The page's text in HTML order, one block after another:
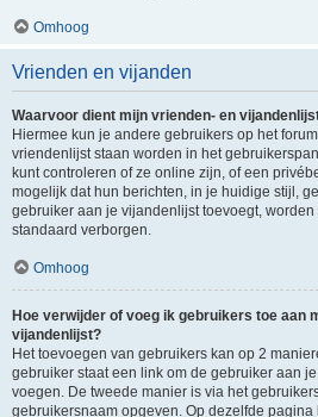
Omhoog
Vrienden en vijanden
Waarvoor dient mijn vrienden- en
Hiermee kun je andere gebruikers op het
vriendenlijst staan worden in het
kunt controleren of ze online zijn, of een
mogelijk dat hun berichten, in je huidige stijl,
gebruiker aan je vijandenlijst toevoegt,
standaard verborgen.
Omhoog
Hoe verwijder of voeg ik gebruikers toe aan
vijandenlijst?
Het toevoegen van gebruikers kan op 2
gebruiker staat een link om de gebruiker aan
voegen. De tweede manier is via het
gebruikersnaam opgeven. Op dezelfde